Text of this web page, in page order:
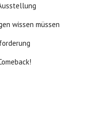
wissen müssen